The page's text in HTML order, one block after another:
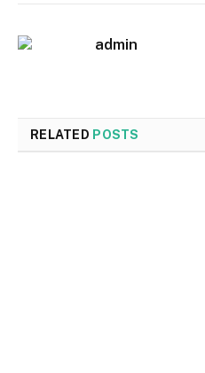
admin
RELATED POSTS